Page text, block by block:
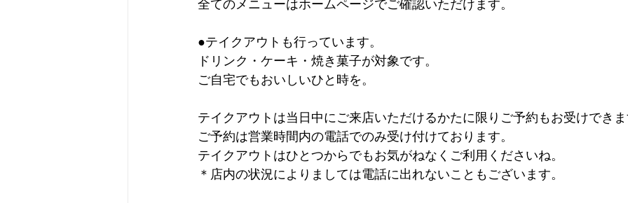
全てのメニューはホームページでご確認いただけます。
●テイクアウトも行っています。
ドリンク・ケーキ・焼き菓子が対象です。
ご自宅でもおいしいひと時を。
テイクアウトは当日中にご来店いただけるかたに限りご予約もお受けでき
ご予約は営業時間内の電話でのみ受け付けております。
テイクアウトはひとつからでもお気がねなくご利用くださいね。
＊店内の状況によりましては電話に出れないこともございます。